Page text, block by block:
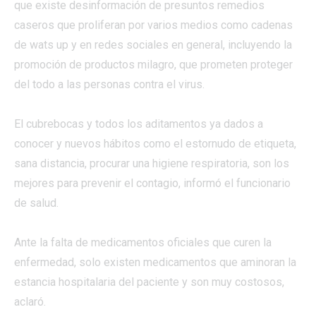
que existe desinformación de presuntos remedios
caseros que proliferan por varios medios como cadenas
de wats up y en redes sociales en general, incluyendo la
promoción de productos milagro, que prometen proteger
del todo a las personas contra el virus.
El cubrebocas y todos los aditamentos ya dados a
conocer y nuevos hábitos como el estornudo de etiqueta,
sana distancia, procurar una higiene respiratoria, son los
mejores para prevenir el contagio, informó el funcionario
de salud.
Ante la falta de medicamentos oficiales que curen la
enfermedad, solo existen medicamentos que aminoran la
estancia hospitalaria del paciente y son muy costosos,
aclaró.